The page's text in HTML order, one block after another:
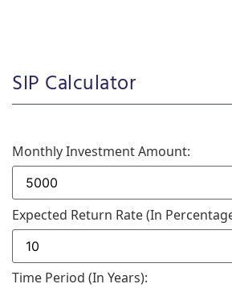
SIP Calculator
Monthly Investment Amount:
Expected Return Rate (in
Time Period (in Years):